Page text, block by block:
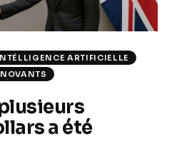
ARTIFICIELLE
a été